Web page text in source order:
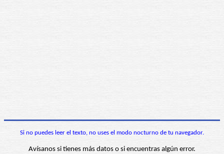
Si no puedes leer el texto, no uses el modo nocturno de tu navegador.
Avísanos si tienes más datos o si encuentras algún error.